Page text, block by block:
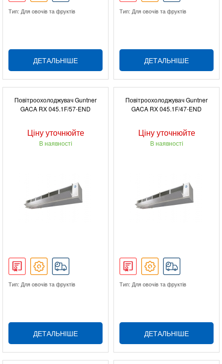
Тип: Для овочів та фруктів
ДЕТАЛЬНІШЕ
Тип: Для овочів та фруктів
ДЕТАЛЬНІШЕ
Повітроохолоджувач Guntner
GACA RX 045.1F/57-END
Ціну уточнюйте
В наявності
Тип: Для овочів та фруктів
ДЕТАЛЬНІШЕ
Повітроохолоджувач Guntner
GACA RX 045.1F/47-END
Ціну уточнюйте
В наявності
Тип: Для овочів та фруктів
ДЕТАЛЬНІШЕ